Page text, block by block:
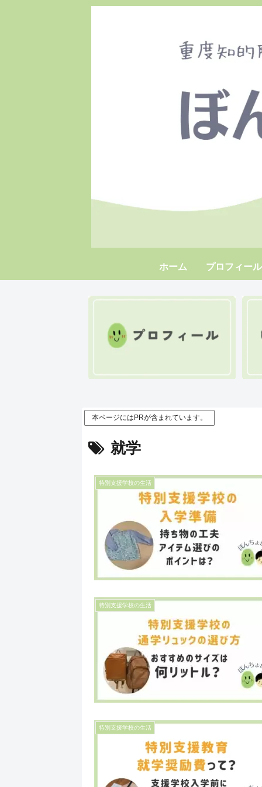
ホーム プロフィール
本ページにはPRが含まれています。
就学
特別支援学校の生活
特別支援学校の生活
特別支援学校の生活